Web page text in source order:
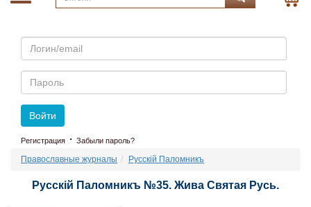
Email
Пароль
Войти
Регистрация · Забыли пароль?
Православные журналы Русскiй Паломникъ
Русскiй Паломникъ №35. Жива Святая Русь.